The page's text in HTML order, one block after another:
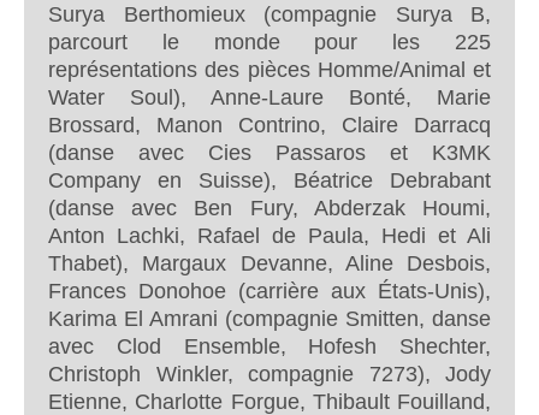
Surya Berthomieux (compagnie Surya B,
parcourt le monde pour les 225
représentations des pièces Homme/Animal et
Water Soul), Anne-Laure Bonté, Marie
Brossard, Manon Contrino, Claire Darracq
(danse avec Cies Passaros et K3MK
Company en Suisse), Béatrice Debrabant
(danse avec Ben Fury, Abderzak Houmi,
Anton Lachki, Rafael de Paula, Hedi et Ali
Thabet), Margaux Devanne, Aline Desbois,
Frances Donohoe (carrière aux États-Unis),
Karima El Amrani (compagnie Smitten, danse
avec Clod Ensemble, Hofesh Shechter,
Christoph Winkler, compagnie 7273), Jody
Etienne, Charlotte Forgue, Thibault Fouilland,